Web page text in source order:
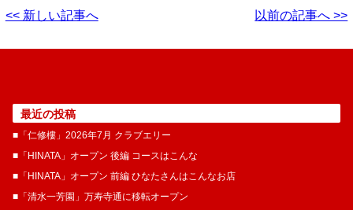
<< 新しい記事へ 以前の記事へ >>
最近の投稿
■「仁修樓」2026年7月 クラブエリー
■「HINATA」オープン 後編 コースはこんな
■「HINATA」オープン 前編 ひなたさんはこんなお店
■「清水一芳園」万寿寺通に移転オープン